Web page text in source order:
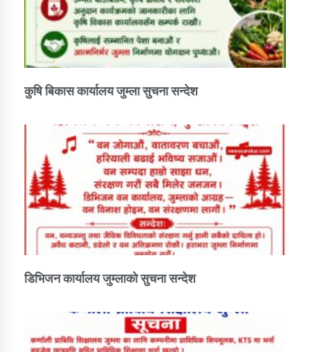
तातोपानी गाउँपालिका जुम्लाको सूचना
कुषि बिकास कार्यालय जुम्ला सुचना सन्देश
डिभिजन कार्यालय जुम्लाको सुचना सन्देश